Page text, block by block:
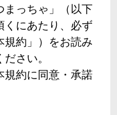
まっちゃ」（以下
くにあたり、必ず
規約」）をお読み
さい。
規約に同意・承諾